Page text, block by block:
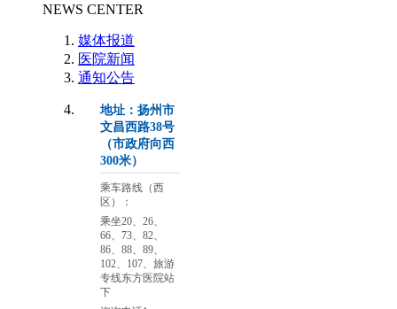
NEWS CENTER
媒体报道
医院新闻
通知公告
地址：扬州市
文昌西路38号
（市政府向西
300米）
乘车路线（西
区）：
乘坐20、26、
66、73、82、
86、88、89、
102、107、旅游
专线东方医院站
下